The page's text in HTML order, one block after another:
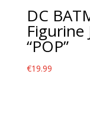
DC
Figurine
“POP”
€19.99